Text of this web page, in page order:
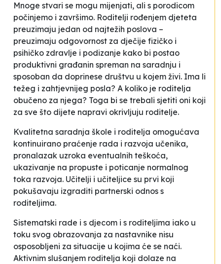
Mnoge stvari se mogu mijenjati, ali s porodicom
počinjemo i završimo. Roditelji rođenjem djeteta
preuzimaju jedan od najtežih poslova –
preuzimaju odgovornost za dječije fizičko i
psihičko zdravlje i podizanje kako bi postao
produktivni građanin spreman na saradnju i
sposoban da doprinese društvu u kojem živi. Ima li
težeg i zahtjevnijeg posla? A koliko je roditelja
obučeno za njega? Toga bi se trebali sjetiti oni koji
za sve što dijete napravi okrivljuju roditelje.
Kvalitetna saradnja škole i roditelja omogućava
kontinuirano praćenje rada i razvoja učenika,
pronalazak uzroka eventualnih teškoća,
ukazivanje na propuste i poticanje normalnog
toka razvoja. Učitelji i učiteljice su prvi koji
pokušavaju izgraditi partnerski odnos s
roditeljima.
Sistematski rade i s djecom i s roditeljima iako u
toku svog obrazovanja za nastavnike nisu
osposobljeni za situacije u kojima će se naći.
Aktivnim slušanjem roditelja koji dolaze na